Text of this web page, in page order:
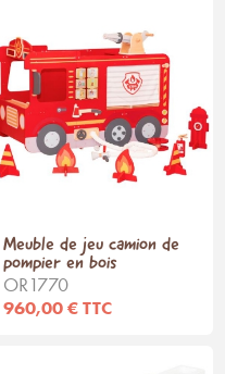
Meuble de jeu camion de
pompier en bois
OR1770
960,00 € TTC